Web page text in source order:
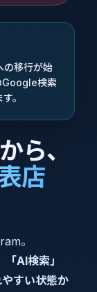
の移行が始
Google検索
。
ら、
店
。
AI検索」
すい状態か